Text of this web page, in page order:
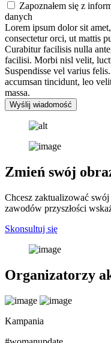
Zapoznałem się z
danych
Lorem ipsum dolor sit
consectetur orci, ut mattis
Curabitur facilisis nulla
facilisi. Morbi nisl velit,
Suspendisse vel varius
accumsan tincidunt, leo
massa.
Wyślij wiadomość
Zmień swój
Chcesz zaktualizować
zawodów przyszłości
Skonsultuj się
Organizatorzy
Kampania